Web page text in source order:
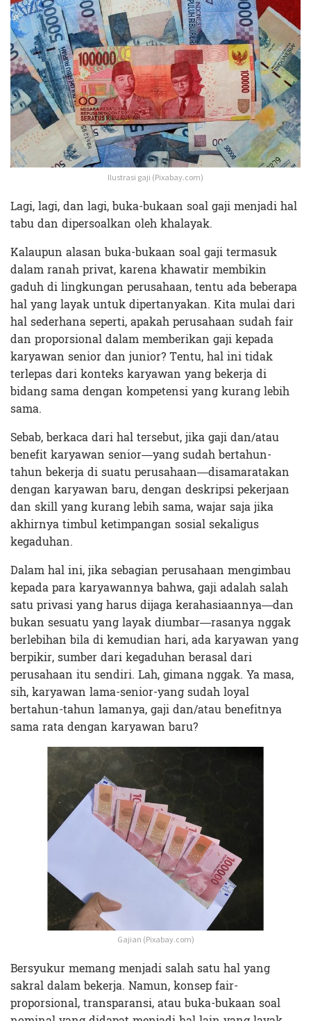
Ilustrasi gaji (Pixabay.com)
Lagi, lagi, dan lagi, buka-bukaan soal gaji menjadi hal
tabu dan dipersoalkan oleh khalayak.
Kalaupun alasan buka-bukaan soal gaji termasuk
dalam ranah privat, karena khawatir membikin
gaduh di lingkungan perusahaan, tentu ada beberapa
hal yang layak untuk dipertanyakan. Kita mulai dari
hal sederhana seperti, apakah perusahaan sudah fair
dan proporsional dalam memberikan gaji kepada
karyawan senior dan junior? Tentu, hal ini tidak
terlepas dari konteks karyawan yang bekerja di
bidang sama dengan kompetensi yang kurang lebih
sama.
Sebab, berkaca dari hal tersebut, jika gaji dan/atau
benefit karyawan senior—yang sudah bertahun-
tahun bekerja di suatu perusahaan—disamaratakan
dengan karyawan baru, dengan deskripsi pekerjaan
dan skill yang kurang lebih sama, wajar saja jika
akhirnya timbul ketimpangan sosial sekaligus
kegaduhan.
Dalam hal ini, jika sebagian perusahaan mengimbau
kepada para karyawannya bahwa, gaji adalah salah
satu privasi yang harus dijaga kerahasiaannya—dan
bukan sesuatu yang layak diumbar—rasanya nggak
berlebihan bila di kemudian hari, ada karyawan yang
berpikir, sumber dari kegaduhan berasal dari
perusahaan itu sendiri. Lah, gimana nggak. Ya masa,
sih, karyawan lama-senior-yang sudah loyal
bertahun-tahun lamanya, gaji dan/atau benefitnya
sama rata dengan karyawan baru?
Gajian (Pixabay.com)
Bersyukur memang menjadi salah satu hal yang
sakral dalam bekerja. Namun, konsep fair-
proporsional, transparansi, atau buka-bukaan soal